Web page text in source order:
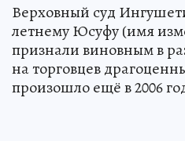
Верховный суд
летнему Юсуфу (имя
признали виновным в
на торговцев
произошло ещё в 2006